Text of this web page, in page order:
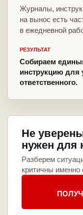
Журналы,
на вынос есть
в ежедневной
РЕЗУЛЬТАТ
Собираем
инструкцию
ответственного.
Не
нужен для
Разберем
критичны именно